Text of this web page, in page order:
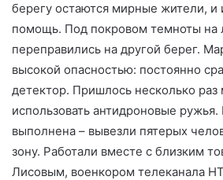
берегу остаются мирные жители,
помощь. Под покровом темноты на
переправились на другой берег.
высокой опасностью: постоянно
детектор. Пришлось несколько раз
использовать антидроновые
выполнена – вывезли пятерых
зону. Работали вместе с близким
Лисовым, военкором телеканала